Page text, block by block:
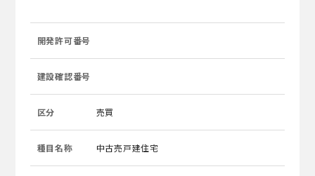
開発許可番号
建設確認番号
区分 売買
種目名称 中古売戸建住宅